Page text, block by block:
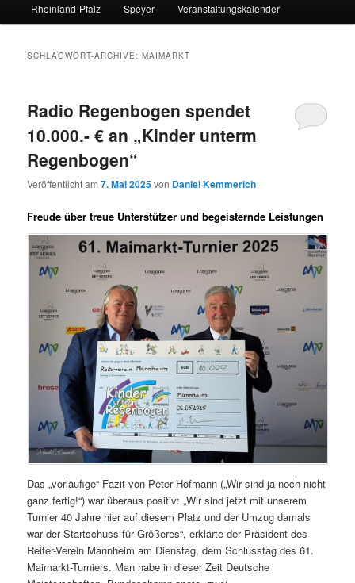
Rheinland-Pfalz Speyer Veranstaltungskalender
SCHLAGWORT-ARCHIVE:MAIMARKT
Radio Regenbogen spendet
10.000.- € an „Kinder unterm
Regenbogen“
Veröffentlicht am7. Mai 2025von Daniel Kemmerich
Freude über treue Unterstützer und begeisternde Leistungen
Das „vorläufige“ Fazit von Peter Hofmann („Wir sind ja noch nicht
ganz fertig!“) war überaus positiv: „Wir sind jetzt mit unserem
Turnier 40 Jahre hier auf diesem Platz und der Umzug damals
war der Startschuss für Größeres“, erklärte der Präsident des
Reiter-Verein Mannheim am Dienstag, dem Schlusstag des 61.
Maimarkt-Turniers. Man habe in dieser Zeit Deutsche